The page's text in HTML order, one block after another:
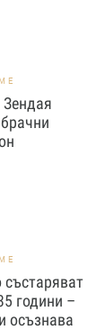
години –
осъзнава